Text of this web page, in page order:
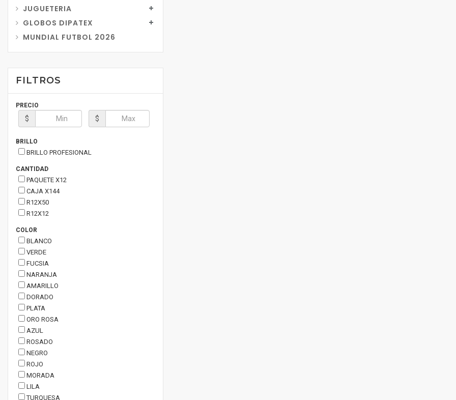
JUGUETERIA
GLOBOS DIPATEX
MUNDIAL FUTBOL 2026
FILTROS
PRECIO
$ $
BRILLO
BRILLO PROFESIONAL
CANTIDAD
PAQUETE X12
CAJA X144
R12X50
R12X12
COLOR
BLANCO
VERDE
FUCSIA
NARANJA
AMARILLO
DORADO
PLATA
ORO ROSA
AZUL
ROSADO
NEGRO
ROJO
MORADA
LILA
TURQUESA